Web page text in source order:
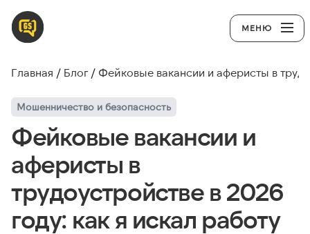
МЕНЮ
Главная Блог Фейковые вакансии и аферисты в
Мошенничество и безопасность
Фейковые вакансии и
аферисты в
трудоустройстве в 2026
году: как я искал работу